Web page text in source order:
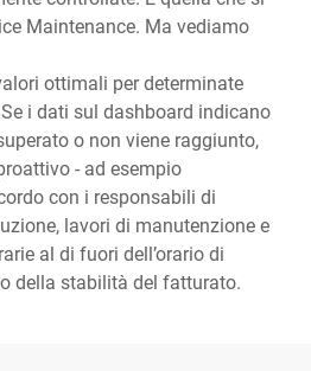
Maintenance. Ma vediamo
ottimali per determinate
i dati sul dashboard indicano
o non viene raggiunto,
- ad esempio
con i responsabili di
lavori di manutenzione e
al di fuori dell’orario di
della stabilità del fatturato.